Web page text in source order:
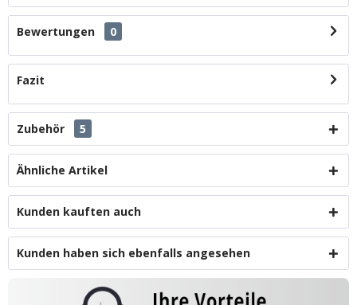
Bewertungen 0
Fazit
Zubehör 5
Ähnliche Artikel
Kunden kauften auch
Kunden haben sich ebenfalls angesehen